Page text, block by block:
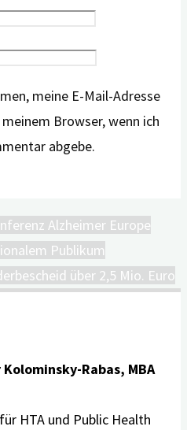
meine E-Mail-Adresse
Browser, wenn ich
abgebe.
Alzheimer Europe
Publikum
über 2,5 Mio. Euro
Rabas, MBA
HTA und Public Health